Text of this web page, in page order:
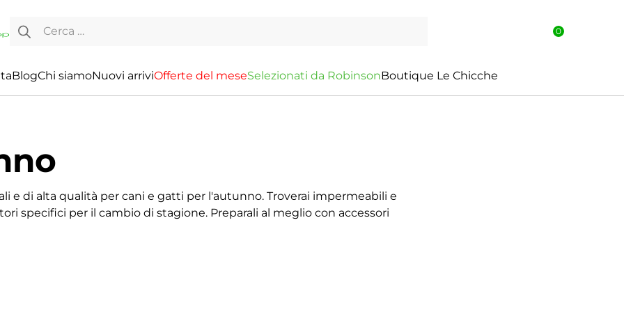
Ricerca per:
0
BlogChi siamoNuovi arriviOfferte del meseSelezionati da RobinsonBoutique Le Chicche
e di alta qualità per cani e gatti per l'autunno. Troverai impermeabili e
specifici per il cambio di stagione. Preparali al meglio con accessori